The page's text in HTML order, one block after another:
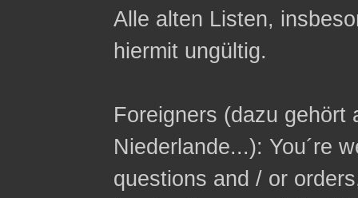
Alle alten Listen,
hiermit ungültig.
Foreigners (dazu gehört
Niederlande...): You´re
questions and / or